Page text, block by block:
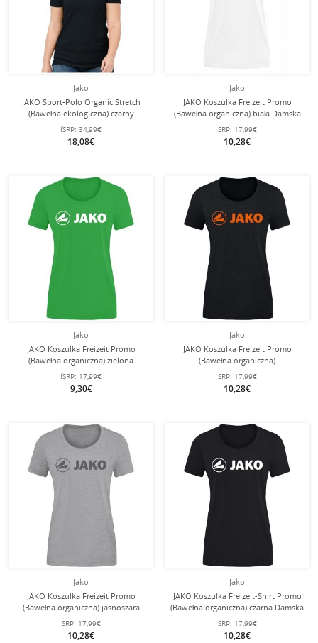
Jako
JAKO Sport-Polo Organic Stretch
(Bawełna ekologiczna) czarny
Damski
fSRP: 34,99€
18,08€
Jako
JAKO Koszulka Freizeit Promo
(Bawełna organiczna) biała Damska
SRP: 17,99€
10,28€
Jako
JAKO Koszulka Freizeit Promo
(Bawełna organiczna) zielona
Damska
fSRP: 17,99€
9,30€
Jako
JAKO Koszulka Freizeit Promo
(Bawełna organiczna)
czarnomelanzowa/pomarańczowa
damska
SRP: 17,99€
10,28€
Jako
JAKO Koszulka Freizeit Promo
(Bawełna organiczna) jasnoszara
melanż Damska
SRP: 17,99€
10,28€
Jako
JAKO Koszulka Freizeit-Shirt Promo
(Bawełna organiczna) czarna Damska
SRP: 17,99€
10,28€